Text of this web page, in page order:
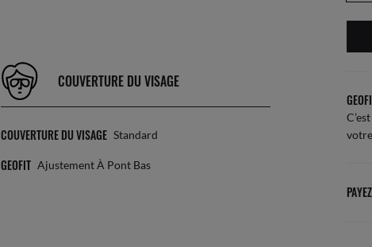
COUVERTURE DU VISAGE
COUVERTURE DU VISAGE Standard
GEOFIT Ajustement À Pont Bas